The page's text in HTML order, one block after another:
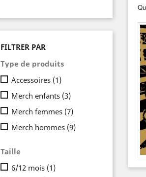
FILTRER PAR
Type de produits
Accessoires (1)
Merch enfants (3)
Merch femmes (7)
Merch hommes (9)
Taille
6/12 mois (1)